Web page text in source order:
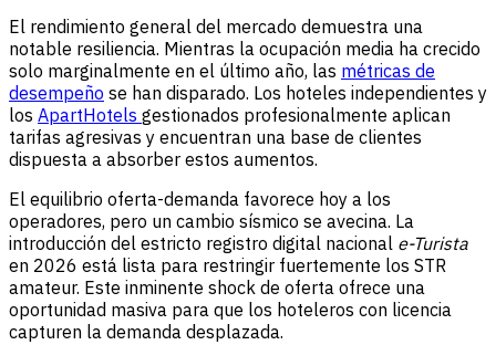
El rendimiento general del mercado demuestra una
notable resiliencia. Mientras la ocupación media ha crecido
solo marginalmente en el último año, las métricas de
desempeño se han disparado. Los hoteles independientes y
los ApartHotels gestionados profesionalmente aplican
tarifas agresivas y encuentran una base de clientes
dispuesta a absorber estos aumentos.
El equilibrio oferta-demanda favorece hoy a los
operadores, pero un cambio sísmico se avecina. La
introducción del estricto registro digital nacional e-Turista
en 2026 está lista para restringir fuertemente los STR
amateur. Este inminente shock de oferta ofrece una
oportunidad masiva para que los hoteleros con licencia
capturen la demanda desplazada.